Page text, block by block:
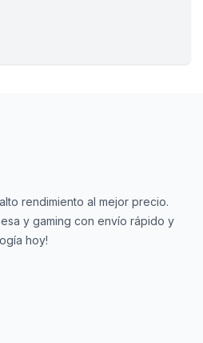
rendimiento al mejor precio.
y gaming con envío rápido y
hoy!